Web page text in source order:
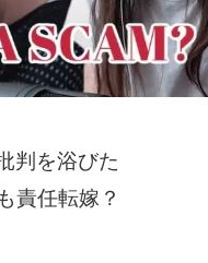
判を浴びた
責任転嫁？